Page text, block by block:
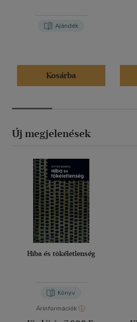
Ajándék
Kosárba
Új megjelenések
Hiba és tökéletlenség
Könyv
Árinformációk